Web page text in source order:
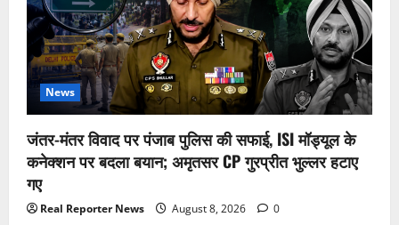
फिल्म
में
इंसानों
से
ज्यादा
दिल
जीतते
हैं
ऑस्कर
मोमो,
जानिए
कैसी
News
जंतर-मंतर विवाद पर पंजाब पुलिस की सफाई, ISI मॉड्यूल के
कनेक्शन पर बदला बयान; अमृतसर CP गुरप्रीत भुल्लर हटाए
गए
Real Reporter News August 8, 2026 0